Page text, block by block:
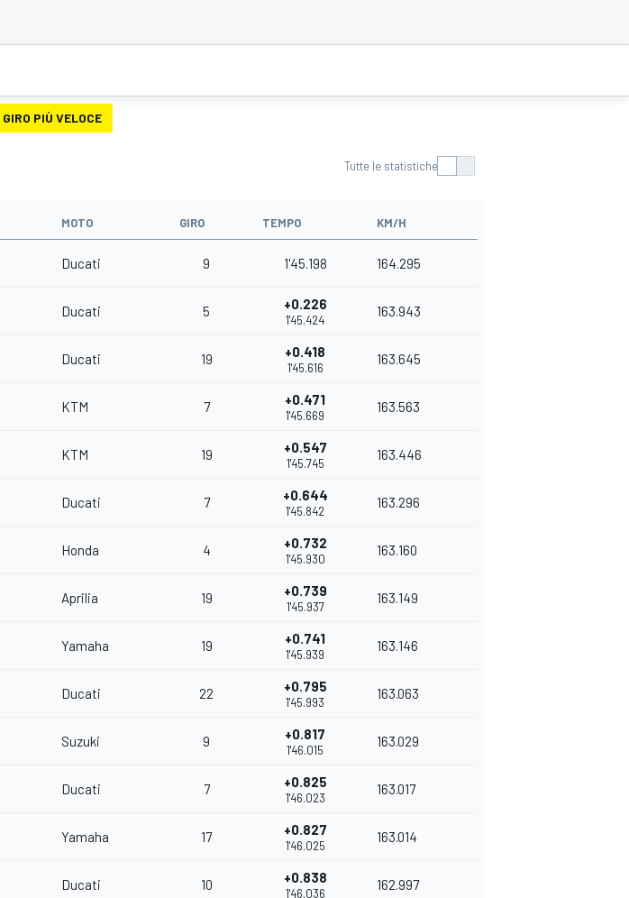
GIRO PIÙ VELOCE
Tutte le statistiche
MOTO GIRO TEMPO KM/H
Ducati 9 1'45.198 164.295
Ducati 5 +0.226
1'45.424
163.943
Ducati 19 +0.418
1'45.616
163.645
KTM 7 +0.471
1'45.669
163.563
KTM 19 +0.547
1'45.745
163.446
Ducati 7 +0.644
1'45.842
163.296
Honda 4 +0.732
1'45.930
163.160
Aprilia 19 +0.739
1'45.937
163.149
Yamaha 19 +0.741
1'45.939
163.146
Ducati 22 +0.795
1'45.993
163.063
Suzuki 9 +0.817
1'46.015
163.029
Ducati 7 +0.825
1'46.023
163.017
Yamaha 17 +0.827
1'46.025
163.014
Ducati 10 +0.838
1'46.036
162.997